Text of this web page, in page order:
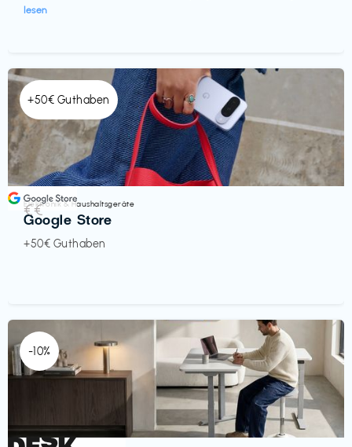
lesen
+50€ Guthaben
Elektronik & Haushaltsgeräte
Google Store
+50€ Guthaben
€€‎
-10%